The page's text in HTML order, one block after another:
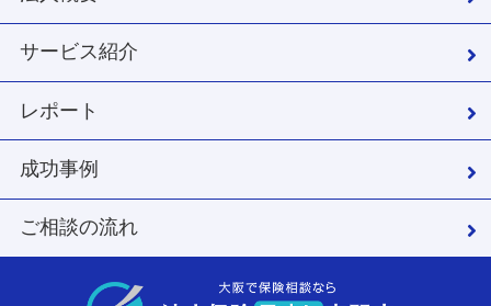
サービス紹介
レポート
成功事例
ご相談の流れ